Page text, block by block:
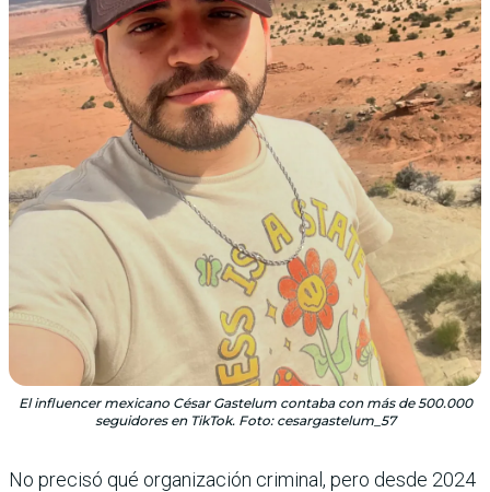
El influencer mexicano César Gastelum contaba con más de 500.000
seguidores en TikTok. Foto: cesargastelum_57
No precisó qué organización criminal, pero desde 2024